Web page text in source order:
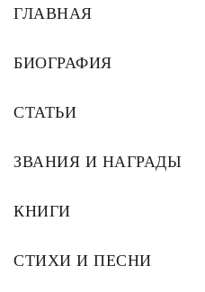
ГЛАВНАЯ
БИОГРАФИЯ
СТАТЬИ
ЗВАНИЯ И НАГРАДЫ
КНИГИ
СТИХИ И ПЕСНИ